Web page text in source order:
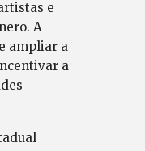
e
A
ampliar a
a